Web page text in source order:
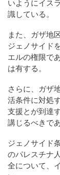
いようにイス
識している。
また、ガザ地
ジェノサイド
エルの権限で
は有する。
さらに、ガザ
活条件に対処
支援とが到達
講じるべきで
ジェノサイド
のパレスチナ
全について、